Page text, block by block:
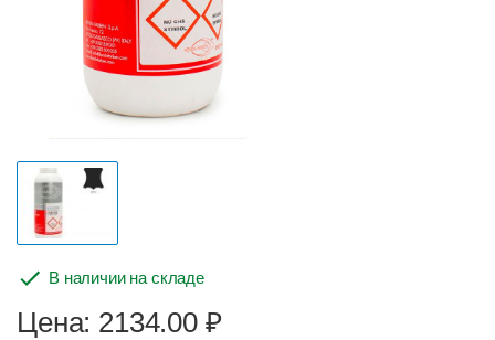
В наличии на складе
Цена: 2134.00 ₽